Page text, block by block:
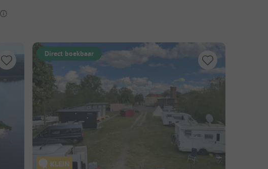
Direct boekbaar